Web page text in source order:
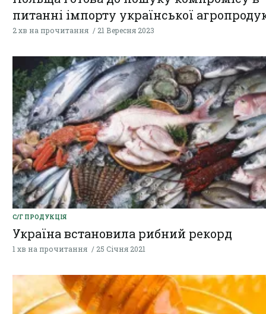
питанні імпорту української
2 хв на прочитання 21 Вересня 2023
С/Г ПРОДУКЦІЯ
Україна встановила рибний рекорд
1 хв на прочитання 25 Січня 2021